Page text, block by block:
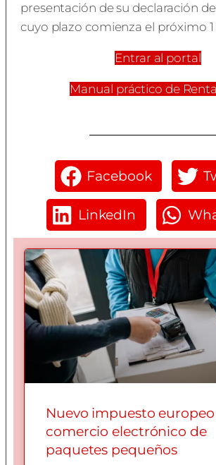
presentación de su declaración de
cuyo plazo comienza el próximo 1
Entrar al portal
Manual práctico de
Facebook
LinkedIn
Nuevo impuesto
comercio electrónico de
paquetes pequeños